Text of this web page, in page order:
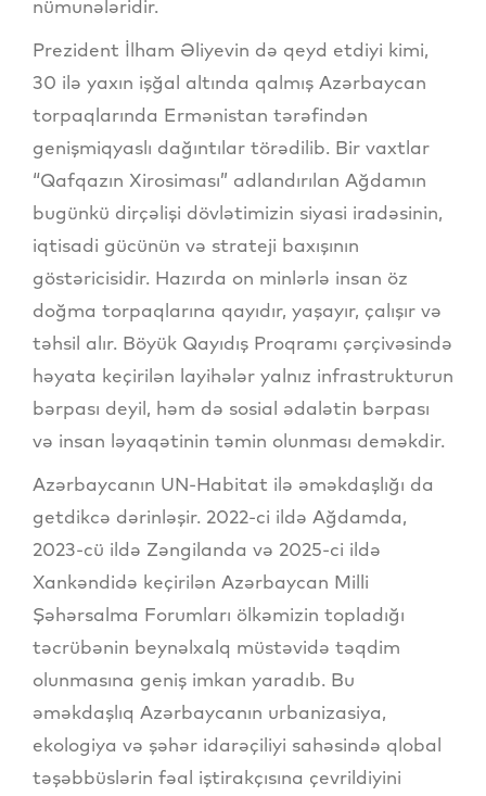
nümunələridir.
Prezident İlham Əliyevin də qeyd etdiyi kimi,
30 ilə yaxın işğal altında qalmış Azərbaycan
torpaqlarında Ermənistan tərəfindən
genişmiqyaslı dağıntılar törədilib. Bir vaxtlar
“Qafqazın Xirosiması” adlandırılan Ağdamın
bugünkü dirçəlişi dövlətimizin siyasi iradəsinin,
iqtisadi gücünün və strateji baxışının
göstəricisidir. Hazırda on minlərlə insan öz
doğma torpaqlarına qayıdır, yaşayır, çalışır və
təhsil alır. Böyük Qayıdış Proqramı çərçivəsində
həyata keçirilən layihələr yalnız infrastrukturun
bərpası deyil, həm də sosial ədalətin bərpası
və insan ləyaqətinin təmin olunması deməkdir.
Azərbaycanın UN-Habitat ilə əməkdaşlığı da
getdikcə dərinləşir. 2022-ci ildə Ağdamda,
2023-cü ildə Zəngilanda və 2025-ci ildə
Xankəndidə keçirilən Azərbaycan Milli
Şəhərsalma Forumları ölkəmizin topladığı
təcrübənin beynəlxalq müstəvidə təqdim
olunmasına geniş imkan yaradıb. Bu
əməkdaşlıq Azərbaycanın urbanizasiya,
ekologiya və şəhər idarəçiliyi sahəsində qlobal
təşəbbüslərin fəal iştirakçısına çevrildiyini